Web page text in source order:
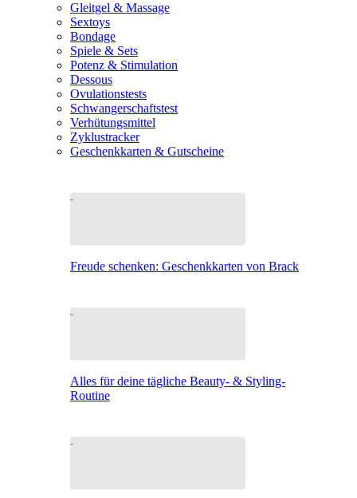
Gleitgel & Massage
Sextoys
Bondage
Spiele & Sets
Potenz & Stimulation
Dessous
Ovulationstests
Schwangerschaftstest
Verhütungsmittel
Zyklustracker
Geschenkkarten & Gutscheine
Freude schenken: Geschenkkarten von Brack
Alles für deine tägliche Beauty- & Styling-
Routine